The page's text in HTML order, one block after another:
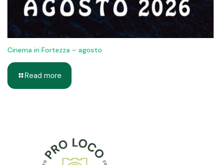
Cinema in Fortezza – agosto
Read more